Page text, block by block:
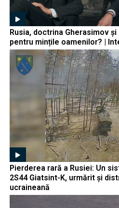
Rusia, doctrina Gherasimov
pentru mințile oamenilor? |
Pierderea rară a Rusiei: Un
2S44 Giatsint-K, urmărit și
ucraineană